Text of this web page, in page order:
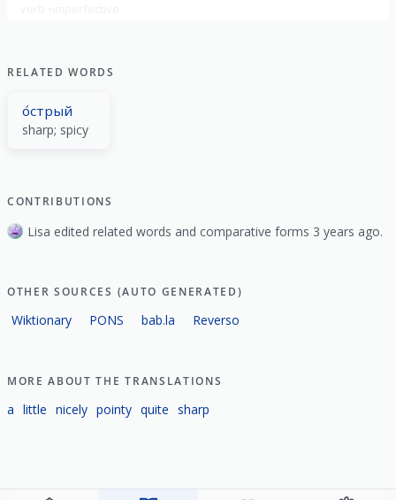
RELATED WORDS
о́стрый
sharp; spicy
CONTRIBUTIONS
Lisa edited related words and comparative forms 3 years ago.
OTHER SOURCES (AUTO GENERATED)
Wiktionary PONS bab.la Reverso
MORE ABOUT THE TRANSLATIONS
a little nicely pointy quite sharp